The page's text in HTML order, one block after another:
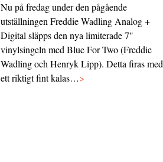
Nu på fredag under den pågående
utställningen Freddie Wadling Analog +
Digital släpps den nya limiterade 7"
vinylsingeln med Blue For Two (Freddie
Wadling och Henryk Lipp). Detta firas med
ett riktigt fint kalas…>